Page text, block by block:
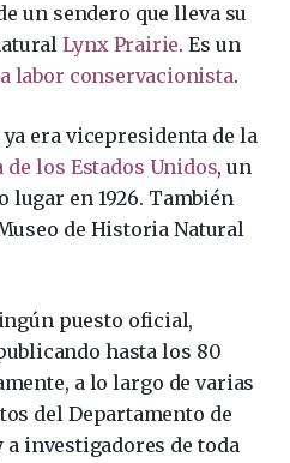
un sendero que lleva su
Lynx Prairie. Es un
labor conservacionista.
era vicepresidenta de la
los Estados Unidos, un
lugar en 1926. También
de Historia Natural
puesto oficial,
hasta los 80
a lo largo de varias
del Departamento de
a investigadores de toda